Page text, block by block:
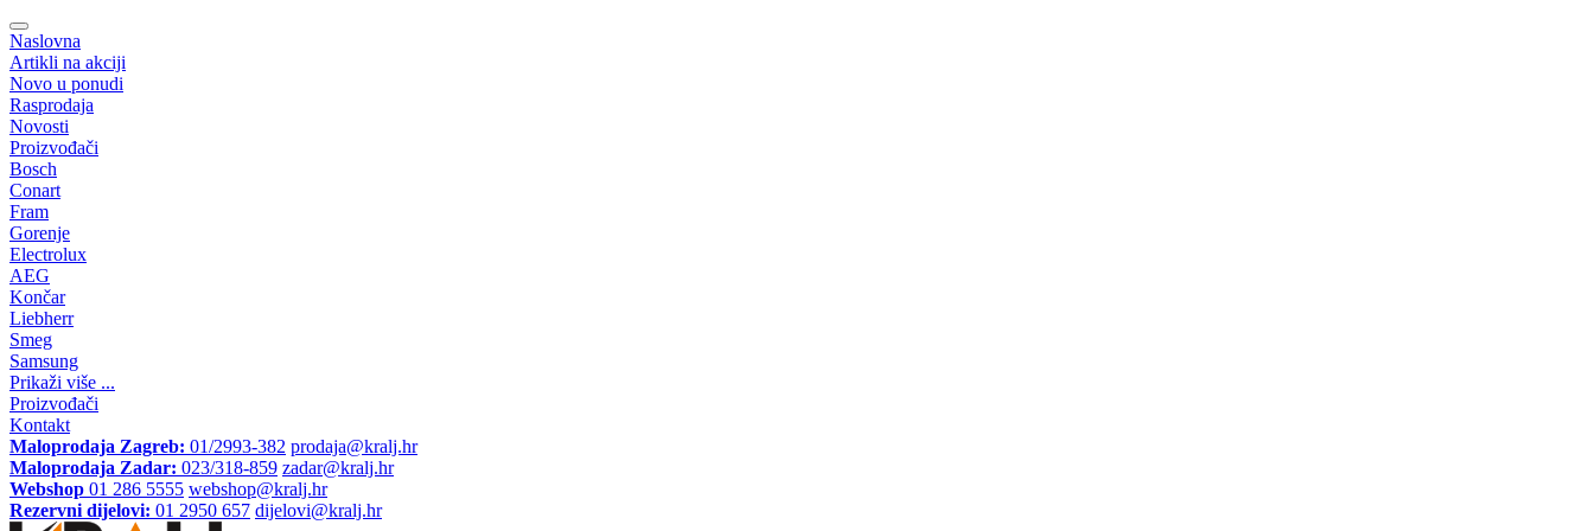
Naslovna
Artikli na akciji
Novo u ponudi
Rasprodaja
Novosti
Proizvođači
Bosch
Conart
Fram
Gorenje
Electrolux
AEG
Končar
Liebherr
Smeg
Samsung
Prikaži više ...
Proizvođači
Kontakt
Maloprodaja Zagreb: 01/2993-382 prodaja@kralj.hr
Maloprodaja Zadar: 023/318-859 zadar@kralj.hr
Webshop 01 286 5555 webshop@kralj.hr
Rezervni dijelovi: 01 2950 657 dijelovi@kralj.hr